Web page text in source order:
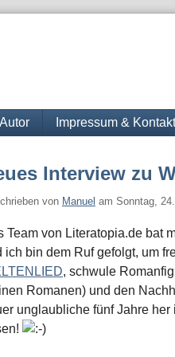
Autor Impressum & Kontakt
Interview zu
von Manuel am Sonntag,
Team von Literatopia.de bat
ich bin dem Ruf gefolgt, um
, schwule
Romanen) und den
unglaubliche fünf Jahre